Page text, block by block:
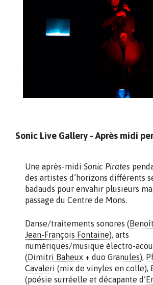
Une après-midiSonic Pirates
des artistes d’horizons différents
badauds pour envahir plusieurs
passage du Centre de Mons.
Danse/traitements sonores (
Jean-François Fontaine), arts
numériques/musique électro-
(Dimitri Baheux + duoGranules),
Cavaleri (mix de vinyles en colle),
(poésie surréelle et décapante d’